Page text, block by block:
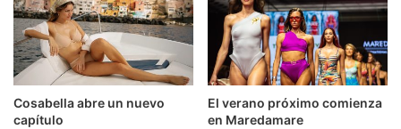
Cosabella abre un nuevo
capítulo
El verano próximo comienza
en Maredamare